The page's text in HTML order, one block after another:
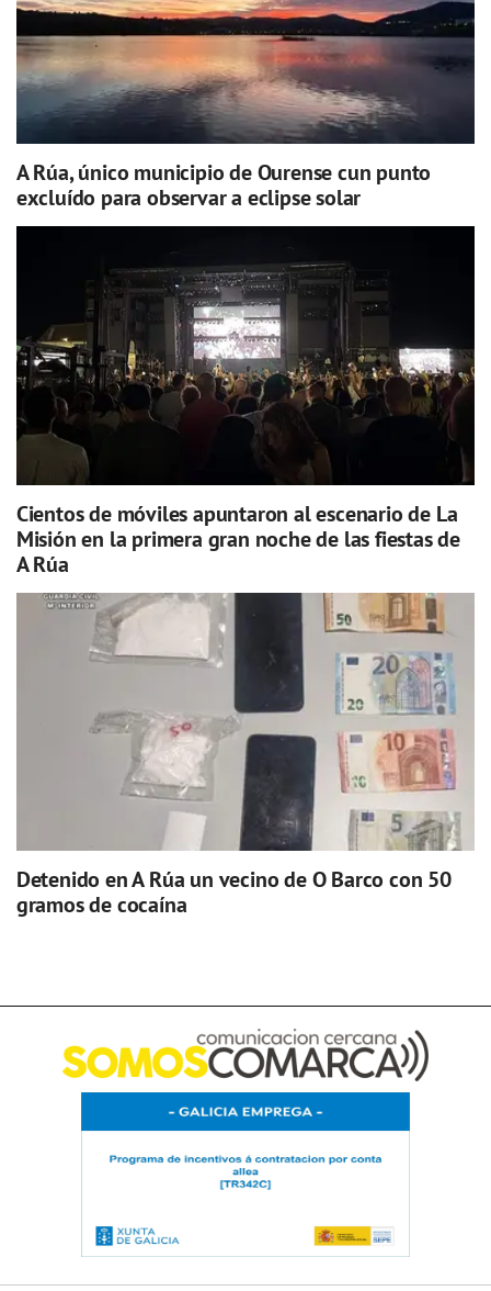
A Rúa, único municipio de Ourense cun punto
excluído para observar a eclipse solar
Cientos de móviles apuntaron al escenario de La
Misión en la primera gran noche de las fiestas de
A Rúa
Detenido en A Rúa un vecino de O Barco con 50
gramos de cocaína